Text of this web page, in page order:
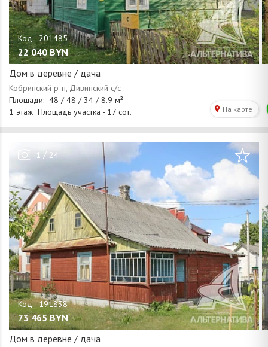
22 040 BYN
Дом в деревне / дача
1/24
73 465 BYN
Дом в деревне / дача